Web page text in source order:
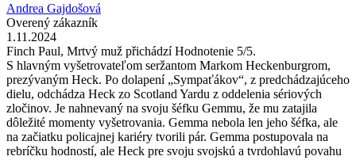
Andrea Gajdošová
Overený zákazník
1.11.2024
Finch Paul, Mrtvý muž přichádzí Hodnotenie 5/5.
S hlavným vyšetrovateľom seržantom Markom Heckenburgrom,
prezývaným Heck. Po dolapení „Sympaťákov“, z predchádzajúceho
dielu, odchádza Heck zo Scotland Yardu z oddelenia sériových
zločinov. Je nahnevaný na svoju šéfku Gemmu, že mu zatajila
dôležité momenty vyšetrovania. Gemma nebola len jeho šéfka, ale
na začiatku policajnej kariéry tvorili pár. Gemma postupovala na
rebríčku hodností, ale Heck pre svoju svojskú a tvrdohlavú povahu